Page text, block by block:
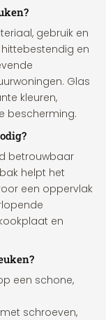
gebruik en
hittebestendig en
Glas
kleuren,
bescherming.
betrouwbaar
helpt het
een oppervlak
en
een schone,
schroeven,